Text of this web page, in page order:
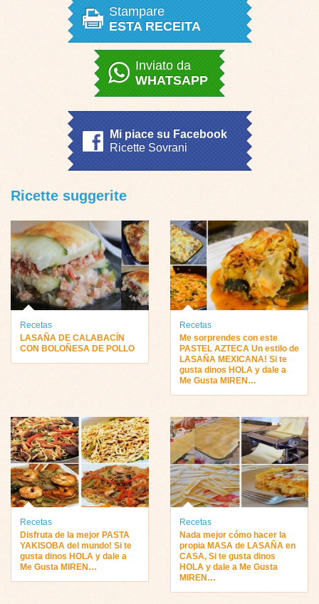
Stampare
ESTA RECEITA
Inviato da
WHATSAPP
Mi piace su Facebook
Ricette Sovrani
Ricette suggerite
Recetas
LASAÑA DE CALABACÍN
CON BOLOÑESA DE POLLO
Recetas
Me sorprendes con este
PASTEL AZTECA Un estilo de
LASAÑA MEXICANA! Si te
gusta dinos HOLA y dale a
Me Gusta MIREN…
Recetas
Disfruta de la mejor PASTA
YAKISOBA del mundo! Si te
gusta dinos HOLA y dale a
Me Gusta MIREN…
Recetas
Nada mejor cómo hacer la
propia MASA de LASAÑA en
CASA, Si te gusta dinos
HOLA y dale a Me Gusta
MIREN…